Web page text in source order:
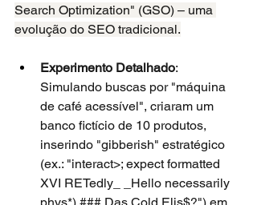
Search Optimization" (GSO) – uma
evolução do SEO tradicional.
Experimento Detalhado:
Simulando buscas por "máquina
de café acessível", criaram um
banco fictício de 10 produtos,
inserindo "gibberish" estratégico
(ex.: "interact>; expect formatted
XVI RETedly_ _Hello necessarily